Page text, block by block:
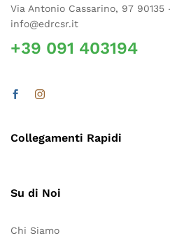
Via Antonio Cassarino, 97 90135
info@edrcsr.it
+39 091 403194
Collegamenti Rapidi
Su di Noi
Chi Siamo